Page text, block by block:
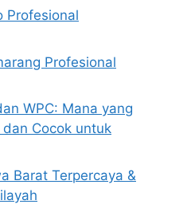
Profesional
Profesional
WPC: Mana yang
Cocok untuk
Barat Terpercaya &